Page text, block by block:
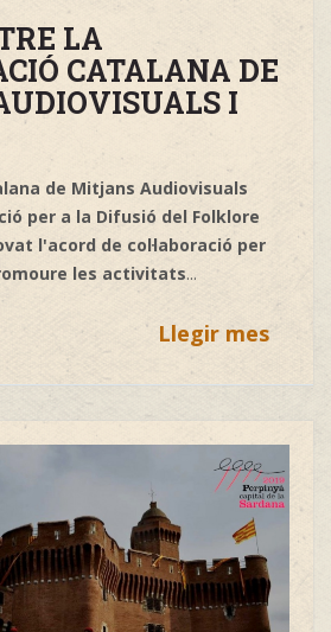
LA
CATALANA DE
I
de Mitjans Audiovisuals
per a la Difusió del Folklore
l'acord de col·laboració per
les activitats...
Llegir mes